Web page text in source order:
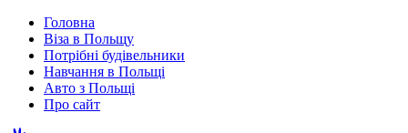
Головна
Віза в Польщу
Потрібні будівельники
Навчання в Польщі
Авто з Польщі
Про сайт